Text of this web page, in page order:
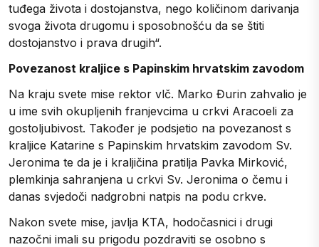
tuđega života i dostojanstva, nego količinom darivanja
svoga života drugomu i sposobnošću da se štiti
dostojanstvo i prava drugih“.
Povezanost kraljice s Papinskim hrvatskim zavodom
Na kraju svete mise rektor vlč. Marko Đurin zahvalio je
u ime svih okupljenih franjevcima u crkvi Aracoeli za
gostoljubivost. Također je podsjetio na povezanost s
kraljice Katarine s Papinskim hrvatskim zavodom Sv.
Jeronima te da je i kraljičina pratilja Pavka Mirković,
plemkinja sahranjena u crkvi Sv. Jeronima o čemu i
danas svjedoči nadgrobni natpis na podu crkve.
Nakon svete mise, javlja KTA, hodočasnici i drugi
nazočni imali su prigodu pozdraviti se osobno s